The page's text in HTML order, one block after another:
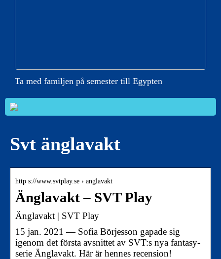
Ta med familjen på semester till Egypten
Svt änglavakt
http s://www.svtplay.se › anglavakt
Änglavakt – SVT Play
Änglavakt | SVT Play
15 jan. 2021 — Sofia Börjesson gapade sig
igenom det första avsnittet av SVT:s nya fantasy-
serie Änglavakt. Här är hennes recension!